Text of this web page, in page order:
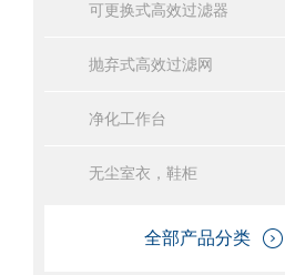
可更换式高效过滤器
抛弃式高效过滤网
净化工作台
无尘室衣，鞋柜
全部产品分类